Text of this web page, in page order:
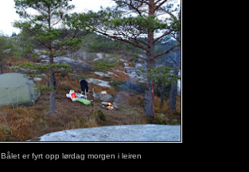
Bålet er fyrt opp lørdag morgen i leiren